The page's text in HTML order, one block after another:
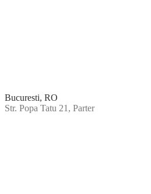
Bucuresti, RO
Str. Popa Tatu 21, Parter